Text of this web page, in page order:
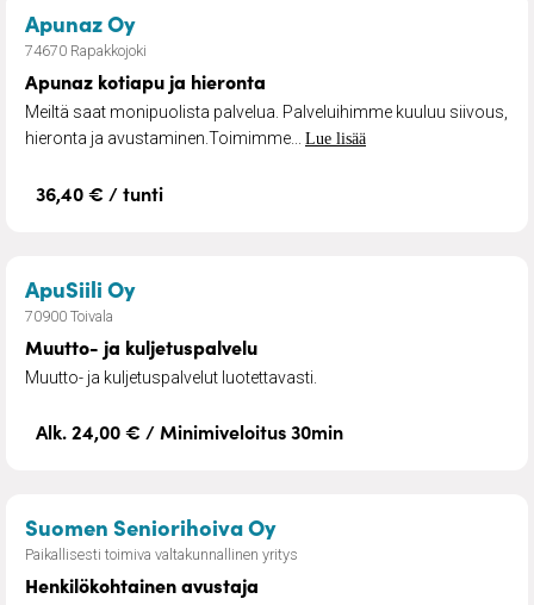
Apunaz Oy– Apunaz kotiapu ja hieronta
74670 Rapakkojoki
Apunaz kotiapu ja hieronta
Meiltä saat monipuolista palvelua. Palveluihimme kuuluu siivous,
hieronta ja avustaminen.Toimimme... Lue lisää
36,40 € / tunti
ApuSiili Oy– Muutto- ja kuljetuspalvelu
70900 Toivala
Muutto- ja kuljetuspalvelu
Muutto- ja kuljetuspalvelut luotettavasti.
Alk. 24,00 € / Minimiveloitus 30min
Suomen Seniorihoiva Oy– Henkilökohtainen
Paikallisesti toimiva valtakunnallinen yritys
Henkilökohtainen avustaja